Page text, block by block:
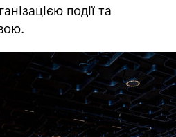
події та